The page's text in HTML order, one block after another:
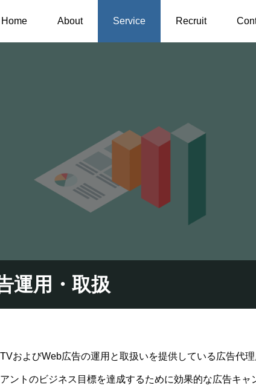
Home About Service Recruit
広告運用・取扱
運用・取扱
およびWeb広告の運用と取扱いを提供している広告代
ントのビジネス目標を達成するために効果的な広告キャ